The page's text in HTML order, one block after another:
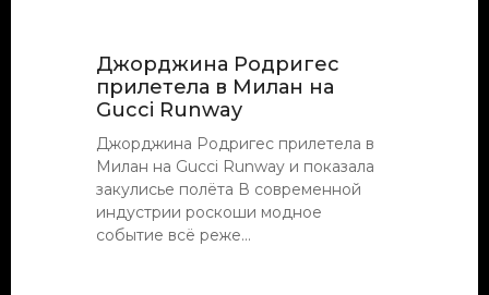
Джорджина Родригес
прилетела в Милан на
Gucci Runway
Джорджина Родригес прилетела в
Милан на Gucci Runway и показала
закулисье полёта В современной
индустрии роскоши модное
событие всё реже...